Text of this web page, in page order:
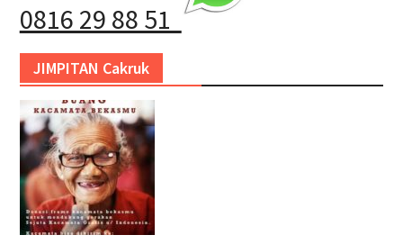
0816 29 88 51
JIMPITAN Cakruk